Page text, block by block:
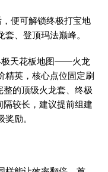
便可解锁终极打宝地
、登顶玛法巅峰。
天花板地图——火龙
精英，核心点位固定刷
的顶级火龙套、终极
较长，建议提前组建
励。